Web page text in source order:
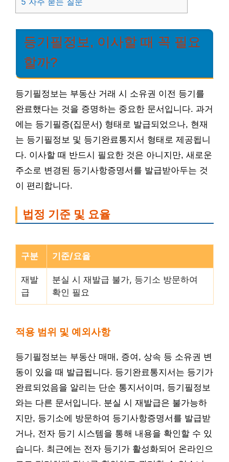
등기필정보, 이사할 때 꼭 필요
할까?
등기필정보는 부동산 거래 시 소유권 이전 등기를
완료했다는 것을 증명하는 중요한 문서입니다. 과거
에는 등기필증(집문서) 형태로 발급되었으나, 현재
는 등기필정보 및 등기완료통지서 형태로 제공됩니
다. 이사할 때 반드시 필요한 것은 아니지만, 새로운
주소로 변경된 등기사항증명서를 발급받아두는 것
이 편리합니다.
법정 기준 및 요율
구분 기준/요율
재발
급
분실 시 재발급 불가, 등기소 방문하여
확인 필요
적용 범위 및 예외사항
등기필정보는 부동산 매매, 증여, 상속 등 소유권 변
동이 있을 때 발급됩니다. 등기완료통지서는 등기가
완료되었음을 알리는 단순 통지서이며, 등기필정보
와는 다른 문서입니다. 분실 시 재발급은 불가능하
지만, 등기소에 방문하여 등기사항증명서를 발급받
거나, 전자 등기 시스템을 통해 내용을 확인할 수 있
습니다. 최근에는 전자 등기가 활성화되어 온라인으